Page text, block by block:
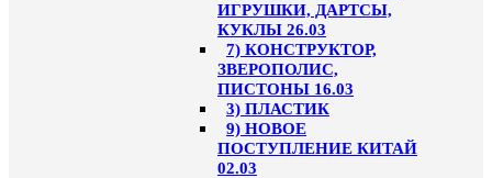
ИГРУШКИ, ДАРТСЫ,
КУКЛЫ 26.03
7) КОНСТРУКТОР,
ЗВЕРОПОЛИС,
ПИСТОНЫ 16.03
3) ПЛАСТИК
9) НОВОЕ
ПОСТУПЛЕНИЕ КИТАЙ
02.03